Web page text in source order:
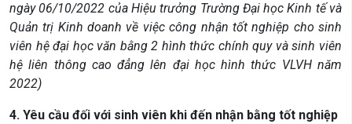
ngày 06/10/2022 của Hiệu trưởng Trường Đại học Kinh tế và
Quản trị Kinh doanh về việc công nhận tốt nghiệp cho sinh
viên hệ đại học văn bằng 2 hình thức chính quy và sinh viên
hệ liên thông cao đẳng lên đại học hình thức VLVH năm
2022)
4. Yêu cầu đối với sinh viên khi đến nhận bằng tốt nghiệp